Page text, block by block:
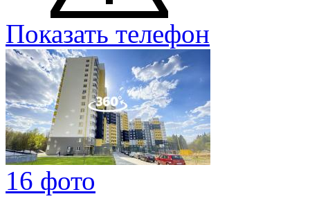
Показать телефон
16 фото